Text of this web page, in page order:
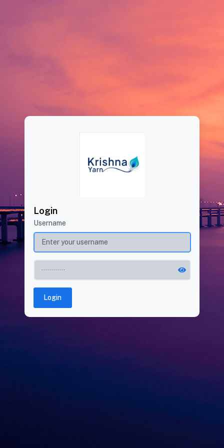
Login
Username
Login